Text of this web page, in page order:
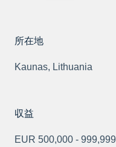
所在地
Kaunas, Lithuania
収益
EUR 500,000 - 999,999